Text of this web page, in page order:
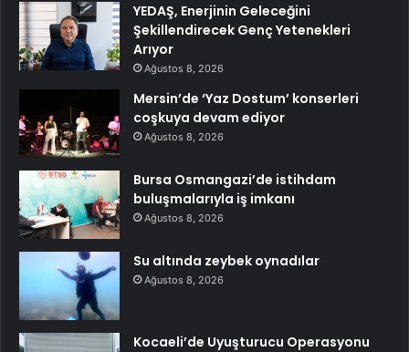
YEDAŞ, Enerjinin Geleceğini
Şekillendirecek Genç Yetenekleri
Arıyor
Ağustos 8, 2026
Mersin’de ‘Yaz Dostum’ konserleri
coşkuya devam ediyor
Ağustos 8, 2026
Bursa Osmangazi’de istihdam
buluşmalarıyla iş imkanı
Ağustos 8, 2026
Su altında zeybek oynadılar
Ağustos 8, 2026
Kocaeli’de Uyuşturucu Operasyonu